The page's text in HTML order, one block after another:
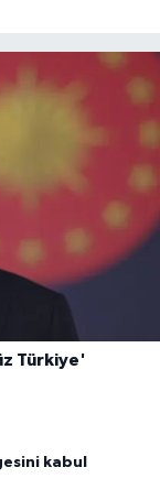
Türkiye'
kabul